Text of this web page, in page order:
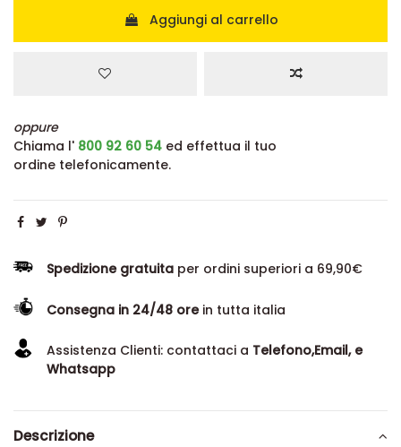
Aggiungi al carrello
oppure
Chiama l' 800 92 60 54 ed effettua il tuo
ordine telefonicamente.
Spedizione gratuita per ordini superiori a 69,90€
Consegna in 24/48 orein tutta italia
Assistenza Clienti: contattaci a Telefono,Email, e
Whatsapp
Descrizione